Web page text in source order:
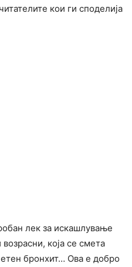
кои ги споделија
лек за искашлување
која се смета
бронхит… Ова е добро